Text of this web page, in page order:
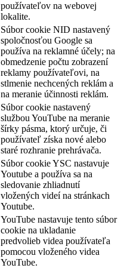
používateľov na webovej
lokalite.
Súbor cookie NID nastavený
spoločnosťou Google sa
používa na reklamné účely; na
obmedzenie počtu zobrazení
reklamy používateľovi, na
stlmenie nechcených reklám a
na meranie účinnosti reklám.
Súbor cookie nastavený
službou YouTube na meranie
šírky pásma, ktorý určuje, či
používateľ získa nové alebo
staré rozhranie prehrávača.
Súbor cookie YSC nastavuje
Youtube a používa sa na
sledovanie zhliadnutí
vložených videí na stránkach
Youtube.
YouTube nastavuje tento súbor
cookie na ukladanie
predvolieb videa používateľa
pomocou vloženého videa
YouTube.